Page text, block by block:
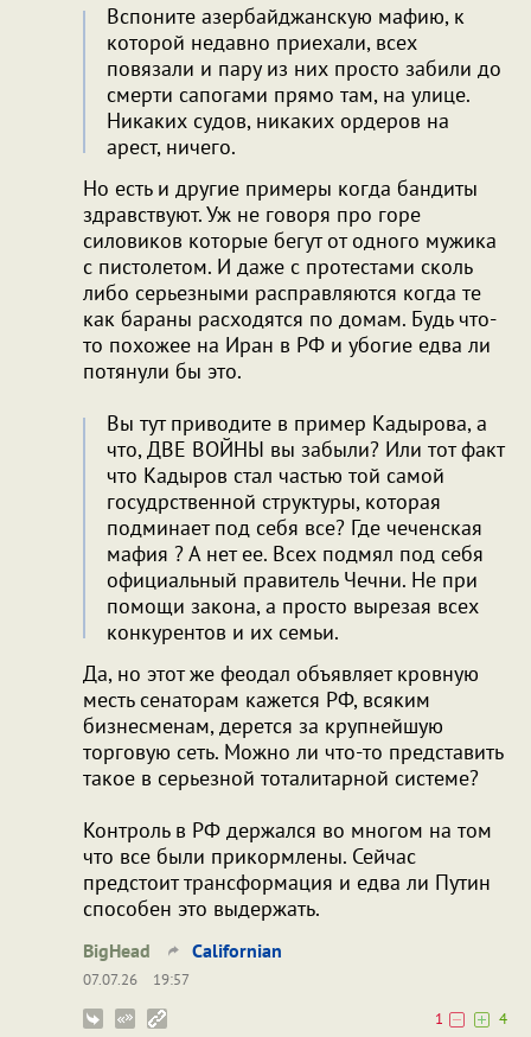
Вспоните азербайджанскую мафию, к
которой недавно приехали, всех
повязали и пару из них просто забили до
смерти сапогами прямо там, на улице.
Никаких судов, никаких ордеров на
арест, ничего.
Но есть и другие примеры когда бандиты
здравствуют. Уж не говоря про горе
силовиков которые бегут от одного мужика
с пистолетом. И даже с протестами сколь
либо серьезными расправляются когда те
как бараны расходятся по домам. Будь что-
то похожее на Иран в РФ и убогие едва ли
потянули бы это.
Вы тут приводите в пример Кадырова, а
что, ДВЕ ВОЙНЫ вы забыли? Или тот факт
что Кадыров стал частью той самой
госудрственной структуры, которая
подминает под себя все? Где чеченская
мафия ? А нет ее. Всех подмял под себя
официальный правитель Чечни. Не при
помощи закона, а просто вырезая всех
конкурентов и их семьи.
Да, но этот же феодал объявляет кровную
месть сенаторам кажется РФ, всяким
бизнесменам, дерется за крупнейшую
торговую сеть. Можно ли что-то представить
такое в серьезной тоталитарной системе?
Контроль в РФ держался во многом на том
что все были прикормлены. Сейчас
предстоит трансформация и едва ли Путин
способен это выдержать.
BigHead Californian
07.07.26
19:57
1
4